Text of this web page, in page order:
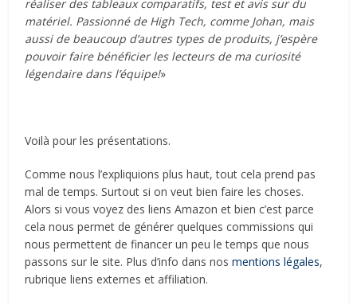
réaliser des tableaux comparatifs, test et avis sur du
matériel. Passionné de High Tech, comme Johan, mais
aussi de beaucoup d’autres types de produits, j’espère
pouvoir faire bénéficier les lecteurs de ma curiosité
légendaire dans l’équipe!»
Voilà pour les présentations.
Comme nous l’expliquions plus haut, tout cela prend pas
mal de temps. Surtout si on veut bien faire les choses.
Alors si vous voyez des liens Amazon et bien c’est parce
cela nous permet de générer quelques commissions qui
nous permettent de financer un peu le temps que nous
passons sur le site. Plus d’info dans nosmentions légales,
rubrique liens externes et affiliation.